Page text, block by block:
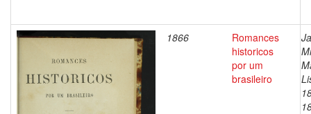
1866
Romances
historicos
por um
brasileiro